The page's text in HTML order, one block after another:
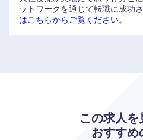
ットワークを通じて転職に成功
はこちらからご覧ください。
この求人を
おすすめ